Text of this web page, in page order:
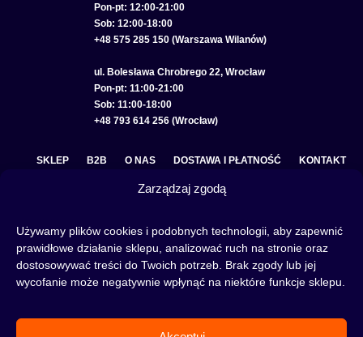
Zarządzaj zgodą
Używamy plików cookies i podobnych technologii, aby zapewnić
prawidłowe działanie sklepu, analizować ruch na stronie oraz
dostosowywać treści do Twoich potrzeb. Brak zgody lub jej
wycofanie może negatywnie wpłynąć na niektóre funkcje sklepu.
Pon-pt: 12:00-21:00
Sob: 12:00-18:00
+48 575 285 150 (Warszawa Wilanów)
ul. Bolesława Chrobrego 22, Wrocław
Pon-pt: 11:00-21:00
Sob: 11:00-18:00
+48 793 614 256 (Wrocław)
SKLEP B2B O NAS DOSTAWA I PŁATNOŚĆ KONTAKT
POLITYKA PRYWATNOŚCI